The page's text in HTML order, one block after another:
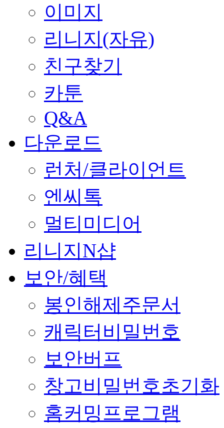
이미지
리니지(자유)
친구찾기
카툰
Q&A
다운로드
런처/클라이언트
엔씨톡
멀티미디어
리니지N샵
보안/혜택
봉인해제주문서
캐릭터비밀번호
보안버프
창고비밀번호초기화
홈커밍프로그램